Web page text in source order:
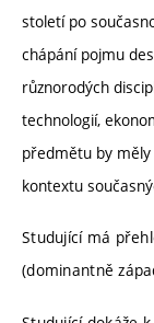
století po
chápání pojmu
různorodých
technologií,
předmětu by
kontextu
Studující má
(dominantně